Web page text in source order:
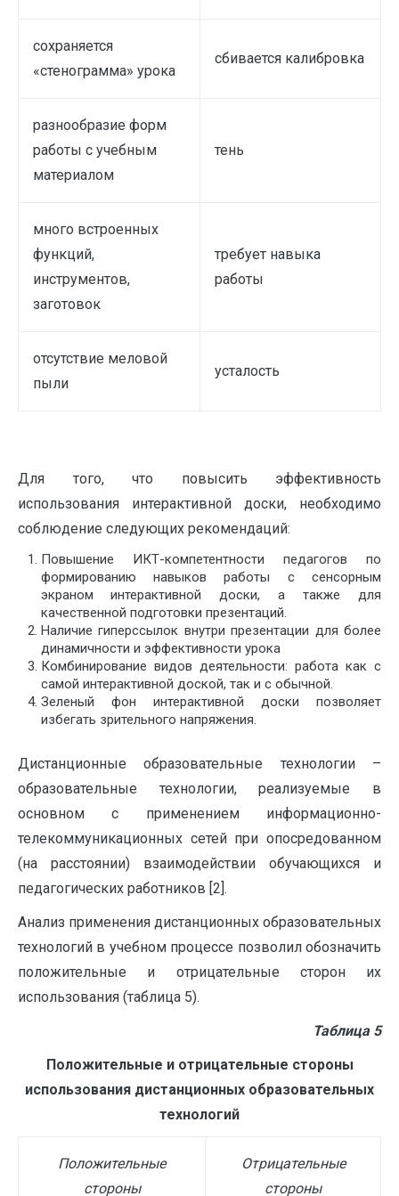
сохраняется
«стенограмма» урока
сбивается калибровка
разнообразие форм
работы с учебным
материалом
тень
много встроенных
функций,
инструментов,
заготовок
требует навыка
работы
отсутствие меловой
пыли
усталость
Для того, что повысить эффективность
использования интерактивной доски, необходимо
соблюдение следующих рекомендаций:
Повышение ИКТ-компетентности педагогов по
формированию навыков работы с сенсорным
экраном интерактивной доски, а также для
качественной подготовки презентаций.
Наличие гиперссылок внутри презентации для более
динамичности и эффективности урока
Комбинирование видов деятельности: работа как с
самой интерактивной доской, так и с обычной.
Зеленый фон интерактивной доски позволяет
избегать зрительного напряжения.
Дистанционные образовательные технологии –
образовательные технологии, реализуемые в
основном с применением информационно-
телекоммуникационных сетей при опосредованном
(на расстоянии) взаимодействии обучающихся и
педагогических работников [2].
Анализ применения дистанционных образовательных
технологий в учебном процессе позволил обозначить
положительные и отрицательные сторон их
использования (таблица 5).
Таблица 5
Положительные и отрицательные стороны
использования дистанционных образовательных
технологий
Положительные
стороны
Отрицательные
стороны